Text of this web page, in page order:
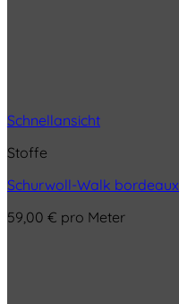
Schnellansicht
Stoffe
Schurwoll-Walk bordeaux
59,00 € pro Meter